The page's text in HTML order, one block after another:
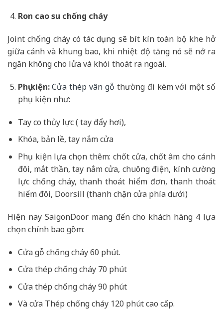
Ron cao su chống cháy
Joint chống cháy có tác dụng sẽ bít kín toàn bộ khe hở
giữa cánh và khung bao, khi nhiệt độ tăng nó sẽ nở ra
ngăn không cho lửa và khói thoát ra ngoài.
Phụ kiện:Cửa thép vân gỗ thường đi kèm với một số
phụ kiện như:
Tay co thủy lực ( tay đẩy hơi),
Khóa, bản lề, tay nắm cửa
Phụ kiện lựa chọn thêm: chốt cửa, chốt âm cho cánh
đôi, mắt thần, tay nắm cửa, chuông điện, kính cường
lực chống cháy, thanh thoát hiểm đơn, thanh thoát
hiểm đôi, Doorsill (thanh chặn cửa phía dưới)
Hiện nay SaigonDoor mang đến cho khách hàng 4 lựa
chọn chính bao gồm:
Cửa gỗ chống cháy 60 phút.
Cửa thép chống cháy 70 phút
Cửa thép chống cháy 90 phút
Và cửa Thép chống cháy 120 phút cao cấp.